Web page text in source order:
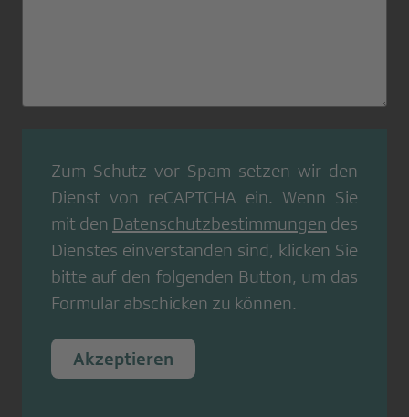
Zum Schutz vor Spam setzen wir den
Dienst von reCAPTCHA ein. Wenn Sie
mit den Datenschutzbestimmungen des
Dienstes einverstanden sind, klicken Sie
bitte auf den folgenden Button, um das
Formular abschicken zu können.
Akzeptieren